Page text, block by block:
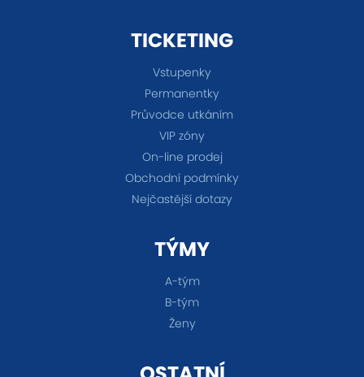
TICKETING
Vstupenky
Permanentky
Průvodce utkáním
VIP zóny
On-line prodej
Obchodní podmínky
Nejčastější dotazy
TÝMY
A-tým
B-tým
Ženy